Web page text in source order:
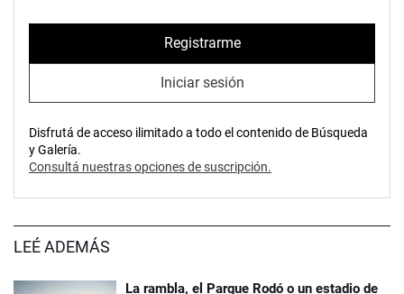
Registrarme
Iniciar sesión
Disfrutá de acceso ilimitado a todo el contenido de Búsqueda
y Galería.
Consultá nuestras opciones de suscripción.
LEÉ ADEMÁS
La rambla, el Parque Rodó o un estadio de